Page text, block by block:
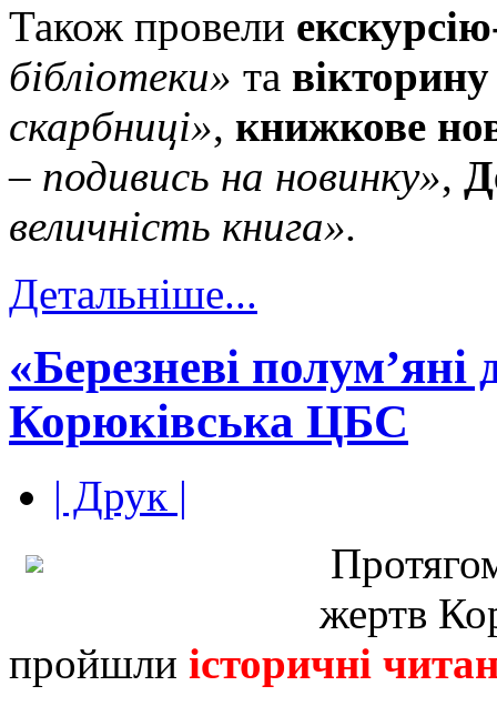
Також провели
бібліотеки» та вікторину
скарбниці», книжкове
– подивись на новинку»,
величність книга».
Детальніше...
«Березневі полум’яні
Корюківська ЦБС
| Друк |
жертв
пройшли історичні